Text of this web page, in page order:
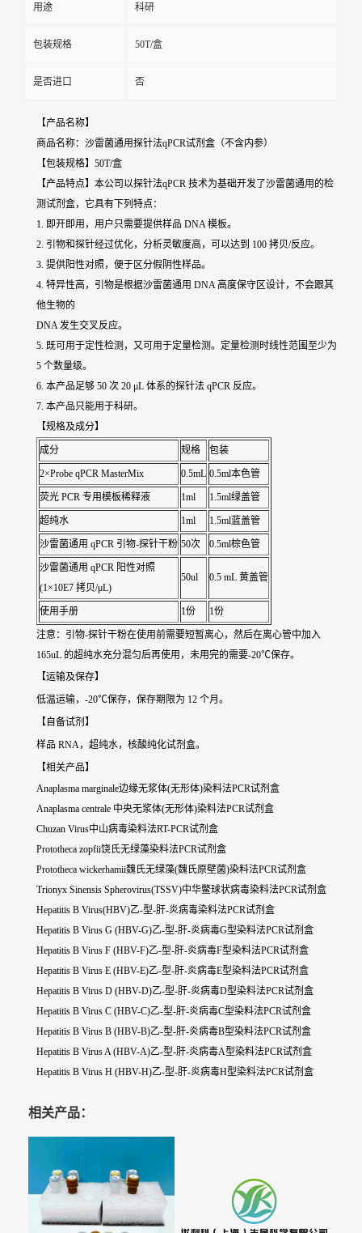
用途 科研
包装规格 50T/盒
是否进口 否
【产品名称】
商品名称：沙雷菌通用探针法qPCR试剂盒（不含内参）
【包装规格】50T/盒
【产品特点】本公司以探针法qPCR 技术为基础开发了沙雷菌通用的检
测试剂盒，它具有下列特点：
1. 即开即用，用户只需要提供样品 DNA 模板。
2. 引物和探针经过优化，分析灵敏度高，可以达到 100 拷贝/反应。
3. 提供阳性对照，便于区分假阴性样品。
4. 特异性高，引物是根据沙雷菌通用 DNA 高度保守区设计，不会跟其
他生物的
DNA 发生交叉反应。
5. 既可用于定性检测，又可用于定量检测。定量检测时线性范围至少为
5 个数量级。
6. 本产品足够 50 次 20 μL 体系的探针法 qPCR 反应。
7. 本产品只能用于科研。
【规格及成分】
成分 规格 包装
2×Probe qPCR MasterMix 0.5mL 0.5ml本色管
荧光 PCR 专用模板稀释液 1ml 1.5ml绿盖管
超纯水 1ml 1.5ml蓝盖管
沙雷菌通用 qPCR 引物-探针干粉 50次 0.5ml棕色管
沙雷菌通用 qPCR 阳性对照
(1×10E7 拷贝/μL)
50ul 0.5 mL 黄盖管
使用手册 1份 1份
注意：引物-探针干粉在使用前需要短暂离心，然后在离心管中加入
165uL 的超纯水充分混匀后再使用，未用完的需要-20℃保存。
【运输及保存】
低温运输，-20℃保存，保存期限为 12 个月。
【自备试剂】
样品 RNA，超纯水，核酸纯化试剂盒。
【相关产品】
Anaplasma marginale边缘无浆体(无形体)染料法PCR试剂盒
Anaplasma centrale 中央无浆体(无形体)染料法PCR试剂盒
Chuzan Virus中山病毒染料法RT-PCR试剂盒
Prototheca zopfii饶氏无绿藻染料法PCR试剂盒
Prototheca wickerhamii魏氏无绿藻(魏氏原壁菌)染料法PCR试剂盒
Trionyx Sinensis Spherovirus(TSSV)中华鳖球状病毒染料法PCR试剂盒
Hepatitis B Virus(HBV)乙-型-肝-炎病毒染料法PCR试剂盒
Hepatitis B Virus G (HBV-G)乙-型-肝-炎病毒G型染料法PCR试剂盒
Hepatitis B Virus F (HBV-F)乙-型-肝-炎病毒F型染料法PCR试剂盒
Hepatitis B Virus E (HBV-E)乙-型-肝-炎病毒E型染料法PCR试剂盒
Hepatitis B Virus D (HBV-D)乙-型-肝-炎病毒D型染料法PCR试剂盒
Hepatitis B Virus C (HBV-C)乙-型-肝-炎病毒C型染料法PCR试剂盒
Hepatitis B Virus B (HBV-B)乙-型-肝-炎病毒B型染料法PCR试剂盒
Hepatitis B Virus A (HBV-A)乙-型-肝-炎病毒A型染料法PCR试剂盒
Hepatitis B Virus H (HBV-H)乙-型-肝-炎病毒H型染料法PCR试剂盒
相关产品：